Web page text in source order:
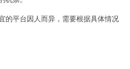
平台因人而异，需要根据具体情况